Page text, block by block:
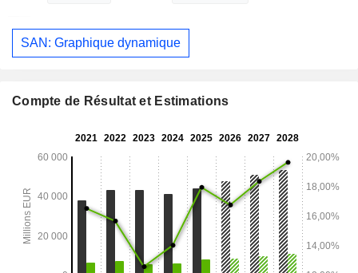
SAN: Graphique dynamique
Compte de Résultat et Estimations